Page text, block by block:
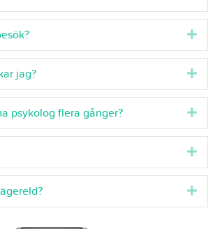
jag?
psykolog flera gånger?